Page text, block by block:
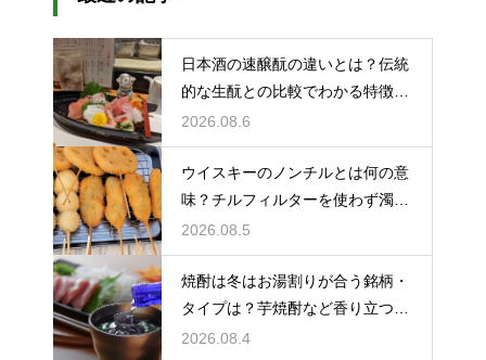
日本酒の速醸酛の違いとは？伝統
的な生酛との比較でわかる特徴を
解説
2026.08.6
ウイスキーのノンチルとは何の意
味？チルフィルターを使わず濁り
をあえて残す製法
2026.08.5
焼酎は冬はお湯割りが合う銘柄・
タイプは？芋焼酎など香り立つ本
格焼酎で体が温まる
2026.08.4